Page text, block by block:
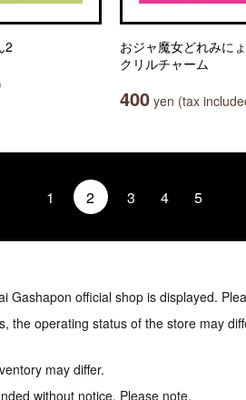
2
おジャ魔女どれみに
クリルチャーム
400 yen (tax
1 2 3 4 5
Gashapon official shop is displayed.
the operating status of the store may
may differ.
without notice. Please note.